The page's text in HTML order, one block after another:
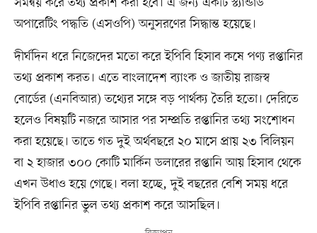
অপারেটিং পদ্ধতি (এসওপি) অনুসরণের সিদ্ধান্ত হয়েছে।
দীর্ঘদিন ধরে নিজেদের মতো করে ইপিবি হিসাব কষে পণ্য রপ্তানির
তথ্য প্রকাশ করত। এতে বাংলাদেশ ব্যাংক ও জাতীয় রাজস্ব
বোর্ডের (এনবিআর) তথ্যের সঙ্গে বড় পার্থক্য তৈরি হতো। দেরিতে
হলেও বিষয়টি নজরে আসার পর সম্প্রতি রপ্তানির তথ্য সংশোধন
করা হয়েছে। তাতে গত দুই অর্থবছরে ২০ মাসে প্রায় ২৩ বিলিয়ন
বা ২ হাজার ৩০০ কোটি মার্কিন ডলারের রপ্তানি আয় হিসাব থেকে
এখন উধাও হয়ে গেছে। বলা হচ্ছে, দুই বছরের বেশি সময় ধরে
ইপিবি রপ্তানির ভুল তথ্য প্রকাশ করে আসছিল।